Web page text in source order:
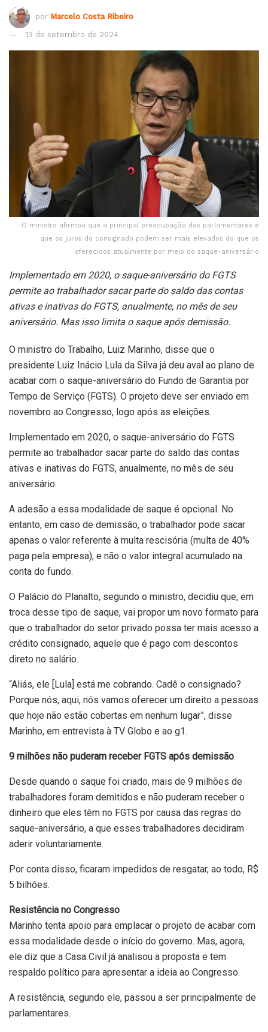
por Marcelo Costa Ribeiro
13 de setembro de 2024
O ministro afirmou que a principal preocupação dos parlamentares é
que os juros do consignado podem ser mais elevados do que os
oferecidos atualmente por meio do saque-aniversário
Implementado em 2020, o saque-aniversário do FGTS
permite ao trabalhador sacar parte do saldo das contas
ativas e inativas do FGTS, anualmente, no mês de seu
aniversário. Mas isso limita o saque após demissão.
O ministro do Trabalho, Luiz Marinho, disse que o
presidente Luiz Inácio Lula da Silva já deu aval ao plano de
acabar com o saque-aniversário do Fundo de Garantia por
Tempo de Serviço (FGTS). O projeto deve ser enviado em
novembro ao Congresso, logo após as eleições.
Implementado em 2020, o saque-aniversário do FGTS
permite ao trabalhador sacar parte do saldo das contas
ativas e inativas do FGTS, anualmente, no mês de seu
aniversário.
A adesão a essa modalidade de saque é opcional. No
entanto, em caso de demissão, o trabalhador pode sacar
apenas o valor referente à multa rescisória (multa de 40%
paga pela empresa), e não o valor integral acumulado na
conta do fundo.
O Palácio do Planalto, segundo o ministro, decidiu que, em
troca desse tipo de saque, vai propor um novo formato para
que o trabalhador do setor privado possa ter mais acesso a
crédito consignado, aquele que é pago com descontos
direto no salário.
“Aliás, ele [Lula] está me cobrando. Cadê o consignado?
Porque nós, aqui, nós vamos oferecer um direito a pessoas
que hoje não estão cobertas em nenhum lugar”, disse
Marinho, em entrevista à TV Globo e ao g1.
9 milhões não puderam receber FGTS após demissão
Desde quando o saque foi criado, mais de 9 milhões de
trabalhadores foram demitidos e não puderam receber o
dinheiro que eles têm no FGTS por causa das regras do
saque-aniversário, a que esses trabalhadores decidiram
aderir voluntariamente.
Por conta disso, ficaram impedidos de resgatar, ao todo, R$
5 bilhões.
Resistência no Congresso
Marinho tenta apoio para emplacar o projeto de acabar com
essa modalidade desde o início do governo. Mas, agora,
ele diz que a Casa Civil já analisou a proposta e tem
respaldo político para apresentar a ideia ao Congresso.
A resistência, segundo ele, passou a ser principalmente de
parlamentares.